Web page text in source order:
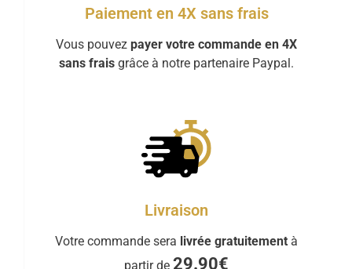
Paiement en 4X sans frais
Vous pouvez payer votre commande en 4X
sans frais grâce à notre partenaire Paypal.
Livraison
Votre commande sera livrée gratuitement à
partir de 29.90€